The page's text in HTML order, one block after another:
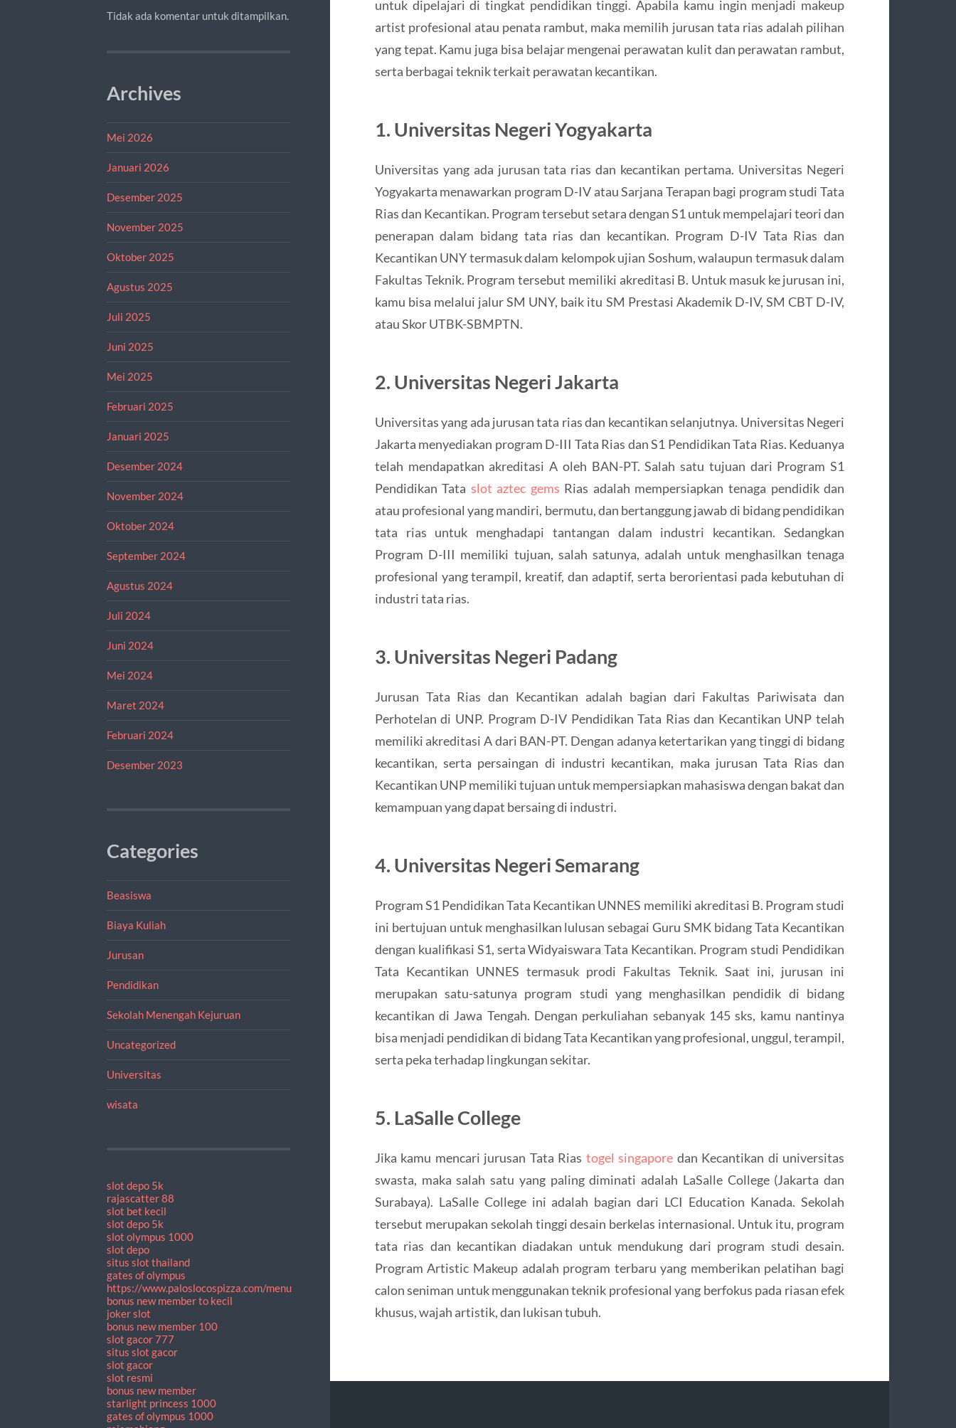
Tidak ada komentar untuk ditampilkan.
Archives
Mei 2026
Januari 2026
Desember 2025
November 2025
Oktober 2025
Agustus 2025
Juli 2025
Juni 2025
Mei 2025
Februari 2025
Januari 2025
Desember 2024
November 2024
Oktober 2024
September 2024
Agustus 2024
Juli 2024
Juni 2024
Mei 2024
Maret 2024
Februari 2024
Desember 2023
Categories
Beasiswa
Biaya Kuliah
Jurusan
Pendidikan
Sekolah Menengah Kejuruan
Uncategorized
Universitas
wisata
slot depo 5k
rajascatter 88
slot bet kecil
slot depo 5k
slot olympus 1000
slot depo
situs slot thailand
gates of olympus
https://www.paloslocospizza.com/menu
bonus new member to kecil
joker slot
bonus new member 100
slot gacor 777
situs slot gacor
slot gacor
slot resmi
bonus new member
starlight princess 1000
gates of olympus 1000
untuk dipelajari di tingkat pendidikan tinggi. Apabila kamu ingin menjadi makeup
artist profesional atau penata rambut, maka memilih jurusan tata rias adalah pilihan
yang tepat. Kamu juga bisa belajar mengenai perawatan kulit dan perawatan rambut,
serta berbagai teknik terkait perawatan kecantikan.
1. Universitas Negeri Yogyakarta
Universitas yang ada jurusan tata rias dan kecantikan pertama. Universitas Negeri
Yogyakarta menawarkan program D-IV atau Sarjana Terapan bagi program studi Tata
Rias dan Kecantikan. Program tersebut setara dengan S1 untuk mempelajari teori dan
penerapan dalam bidang tata rias dan kecantikan. Program D-IV Tata Rias dan
Kecantikan UNY termasuk dalam kelompok ujian Soshum, walaupun termasuk dalam
Fakultas Teknik. Program tersebut memiliki akreditasi B. Untuk masuk ke jurusan ini,
kamu bisa melalui jalur SM UNY, baik itu SM Prestasi Akademik D-IV, SM CBT D-IV,
atau Skor UTBK-SBMPTN.
2. Universitas Negeri Jakarta
Universitas yang ada jurusan tata rias dan kecantikan selanjutnya. Universitas Negeri
Jakarta menyediakan program D-III Tata Rias dan S1 Pendidikan Tata Rias. Keduanya
telah mendapatkan akreditasi A oleh BAN-PT. Salah satu tujuan dari Program S1
Pendidikan Tata slot aztec gems Rias adalah mempersiapkan tenaga pendidik dan
atau profesional yang mandiri, bermutu, dan bertanggung jawab di bidang pendidikan
tata rias untuk menghadapi tantangan dalam industri kecantikan. Sedangkan
Program D-III memiliki tujuan, salah satunya, adalah untuk menghasilkan tenaga
profesional yang terampil, kreatif, dan adaptif, serta berorientasi pada kebutuhan di
industri tata rias.
3. Universitas Negeri Padang
Jurusan Tata Rias dan Kecantikan adalah bagian dari Fakultas Pariwisata dan
Perhotelan di UNP. Program D-IV Pendidikan Tata Rias dan Kecantikan UNP telah
memiliki akreditasi A dari BAN-PT. Dengan adanya ketertarikan yang tinggi di bidang
kecantikan, serta persaingan di industri kecantikan, maka jurusan Tata Rias dan
Kecantikan UNP memiliki tujuan untuk mempersiapkan mahasiswa dengan bakat dan
kemampuan yang dapat bersaing di industri.
4. Universitas Negeri Semarang
Program S1 Pendidikan Tata Kecantikan UNNES memiliki akreditasi B. Program studi
ini bertujuan untuk menghasilkan lulusan sebagai Guru SMK bidang Tata Kecantikan
dengan kualifikasi S1, serta Widyaiswara Tata Kecantikan. Program studi Pendidikan
Tata Kecantikan UNNES termasuk prodi Fakultas Teknik. Saat ini, jurusan ini
merupakan satu-satunya program studi yang menghasilkan pendidik di bidang
kecantikan di Jawa Tengah. Dengan perkuliahan sebanyak 145 sks, kamu nantinya
bisa menjadi pendidikan di bidang Tata Kecantikan yang profesional, unggul, terampil,
serta peka terhadap lingkungan sekitar.
5. LaSalle College
Jika kamu mencari jurusan Tata Rias togel singapore dan Kecantikan di universitas
swasta, maka salah satu yang paling diminati adalah LaSalle College (Jakarta dan
Surabaya). LaSalle College ini adalah bagian dari LCI Education Kanada. Sekolah
tersebut merupakan sekolah tinggi desain berkelas internasional. Untuk itu, program
tata rias dan kecantikan diadakan untuk mendukung dari program studi desain.
Program Artistic Makeup adalah program terbaru yang memberikan pelatihan bagi
calon seniman untuk menggunakan teknik profesional yang berfokus pada riasan efek
khusus, wajah artistik, dan lukisan tubuh.